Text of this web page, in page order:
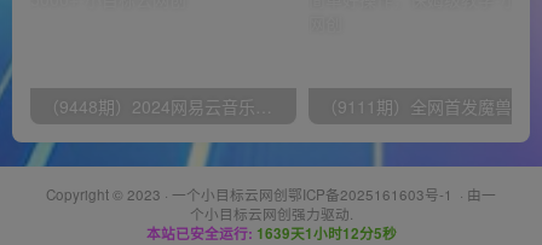
Copyright © 2023 · 一个小目标云网创鄂ICP备2025161603号-1 · 由一
个小目标云网创强力驱动.
本站已安全运行: 1639天1小时12分5秒